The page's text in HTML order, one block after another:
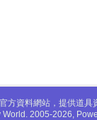
方資料網站，提供道
2005-2026,